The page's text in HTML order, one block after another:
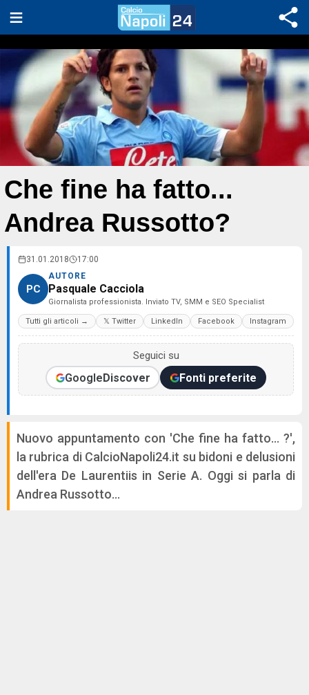
Che fine ha fatto...
Andrea Russotto?
31.01.2018 17:00
PC
AUTORE
Pasquale Cacciola
Giornalista professionista. Inviato TV, SMM e SEO Specialist
Tutti gli articoli → 𝕏 Twitter LinkedIn Facebook Instagram
Seguici su
GoogleDiscover Fonti preferite
Nuovo appuntamento con 'Che fine ha fatto... ?',
la rubrica di CalcioNapoli24.it su bidoni e delusioni
dell'era De Laurentiis in Serie A. Oggi si parla di
Andrea Russotto...